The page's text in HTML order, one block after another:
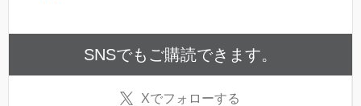
SNSでもご購読できます。
Xでフォローする